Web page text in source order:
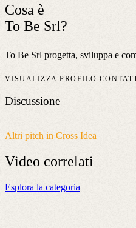
Cosa è
To Be Srl?
To Be Srl progetta, sviluppa e
VISUALIZZA PROFILO
Discussione
Altri pitch in Cross Idea
Video correlati
Esplora la categoria